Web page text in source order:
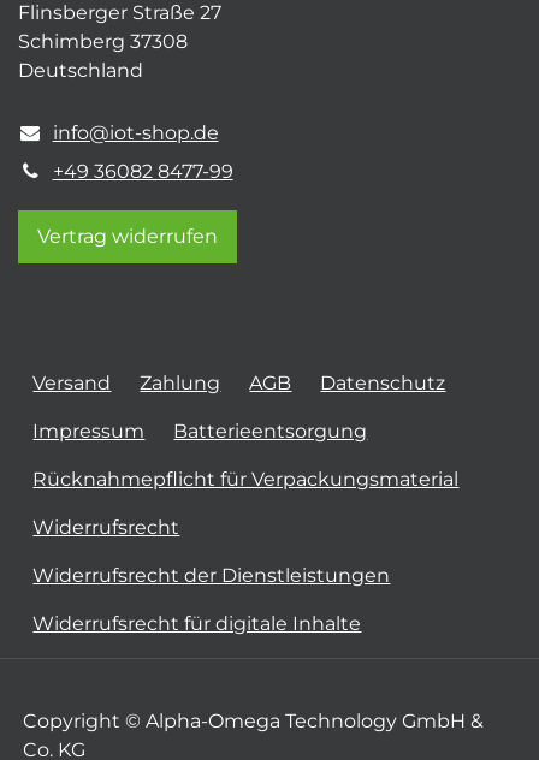
Flinsberger Straße 27
Schimberg 37308
Deutschland
info@iot-shop.de
+49 36082 8477-99
Vertrag widerrufen
Versand Zahlung AGB Datenschutz
Impressum Batterieentsorgung
Rücknahmepflicht für Verpackungsmaterial
Widerrufsrecht
Widerrufsrecht der Dienstleistungen
Widerrufsrecht für digitale Inhalte
Copyright © Alpha-Omega Technology GmbH &
Co. KG